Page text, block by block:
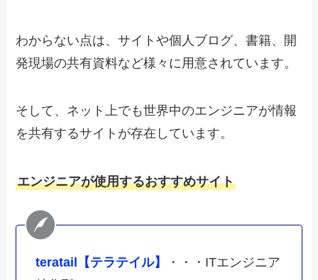
わからない点は、サイトや個人ブログ、書籍、開
発現場の共有資料など様々に用意されています。
そして、ネット上でも世界中のエンジニアが情報
を共有するサイトが存在しています。
エンジニアが使用するおすすめサイト
teratail【テラテイル】
・・・ITエンジニア